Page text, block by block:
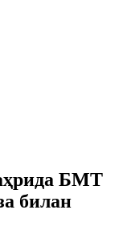
БМТ
билан